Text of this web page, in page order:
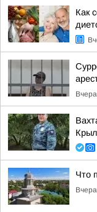
Как
Что